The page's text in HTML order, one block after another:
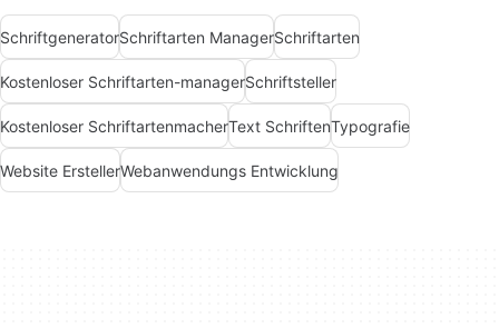
SchriftgeneratorSchriftarten ManagerSchriftarten
Kostenloser Schriftarten-managerSchriftsteller
Kostenloser SchriftartenmacherText SchriftenTypografie
Website ErstellerWebanwendungs Entwicklung